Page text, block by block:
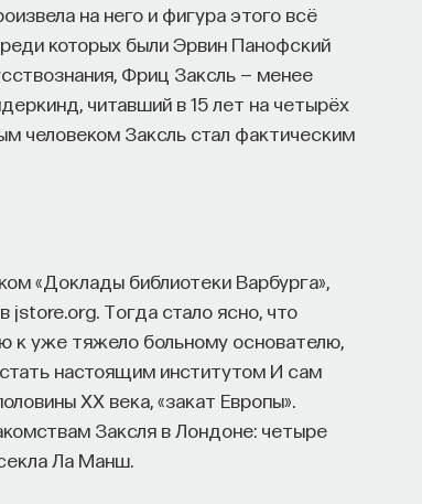
на него и фигура этого всё
которых были Эрвин Панофский
Фриц Заксль — менее
читавший в 15 лет на четырёх
человеком Заксль стал фактическим
«Доклады библиотеки Варбурга»,
jstore.org. Тогда стало ясно, что
к уже тяжело больному основателю,
настоящим институтом И сам
ХХ века, «закат Европы».
Заксля в Лондоне: четыре
Ла Манш.